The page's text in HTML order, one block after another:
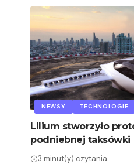
NEWSY TECHNOLOGIE
Lilium stworzyło
podniebnej taksówki
3 minut(y) czytania